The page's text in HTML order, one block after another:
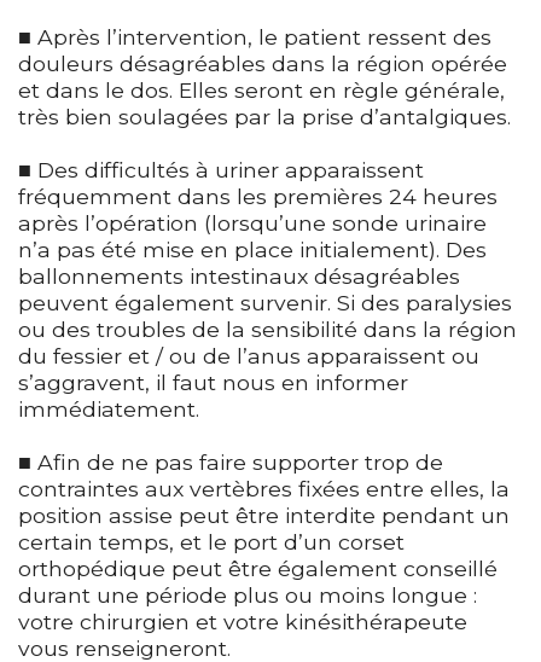
■ Après l’intervention, le patient ressent des
douleurs désagréables dans la région opérée
et dans le dos. Elles seront en règle générale,
très bien soulagées par la prise d’antalgiques.
■ Des difficultés à uriner apparaissent
fréquemment dans les premières 24 heures
après l’opération (lorsqu’une sonde urinaire
n’a pas été mise en place initialement). Des
ballonnements intestinaux désagréables
peuvent également survenir. Si des paralysies
ou des troubles de la sensibilité dans la région
du fessier et / ou de l’anus apparaissent ou
s’aggravent, il faut nous en informer
immédiatement.
■ Afin de ne pas faire supporter trop de
contraintes aux vertèbres fixées entre elles, la
position assise peut être interdite pendant un
certain temps, et le port d’un corset
orthopédique peut être également conseillé
durant une période plus ou moins longue :
votre chirurgien et votre kinésithérapeute
vous renseigneront.